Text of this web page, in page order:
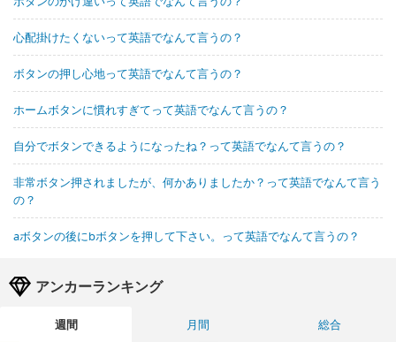
心配掛けたくないって英語でなんて言うの？
ボタンの押し心地って英語でなんて言うの？
ホームボタンに慣れすぎてって英語でなんて言うの？
自分でボタンできるようになったね？って英語でなんて言うの？
非常ボタン押されましたが、何かありましたか？って英語でなんて言う
の？
aボタンの後にbボタンを押して下さい。って英語でなんて言うの？
アンカーランキング
週間 月間
総合